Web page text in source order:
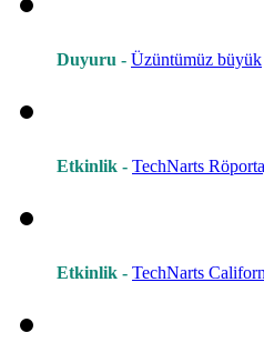
Duyuru - Üzüntümüz büyük
Etkinlik - TechNarts
Etkinlik - TechNarts